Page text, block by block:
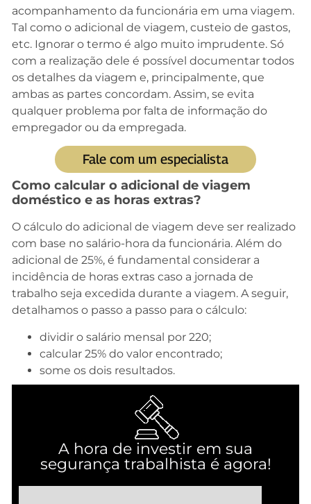
acompanhamento da funcionária em uma viagem.
Tal como o adicional de viagem, custeio de gastos,
etc. Ignorar o termo é algo muito imprudente. Só
com a realização dele é possível documentar todos
os detalhes da viagem e, principalmente, que
ambas as partes concordam. Assim, se evita
qualquer problema por falta de informação do
empregador ou da empregada.
Fale com um especialista
Como calcular o adicional de viagem
doméstico e as horas extras?
O cálculo do adicional de viagem deve ser realizado
com base no salário-hora da funcionária. Além do
adicional de 25%, é fundamental considerar a
incidência de horas extras caso a jornada de
trabalho seja excedida durante a viagem. A seguir,
detalhamos o passo a passo para o cálculo:
dividir o salário mensal por 220;
calcular 25% do valor encontrado;
some os dois resultados.
A hora de investir em sua
segurança trabalhista é agora!